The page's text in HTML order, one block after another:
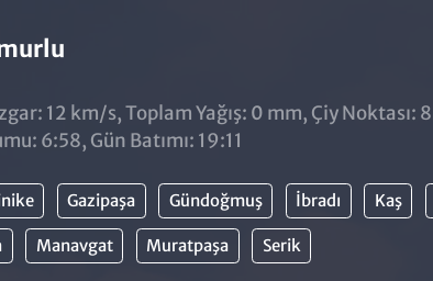
12 km/s, Toplam Yağış: 0 mm, Çiy Noktası:
6:58, Gün Batımı: 19:11
Gazipaşa Gündoğmuş İbradı Kaş
Manavgat Muratpaşa Serik